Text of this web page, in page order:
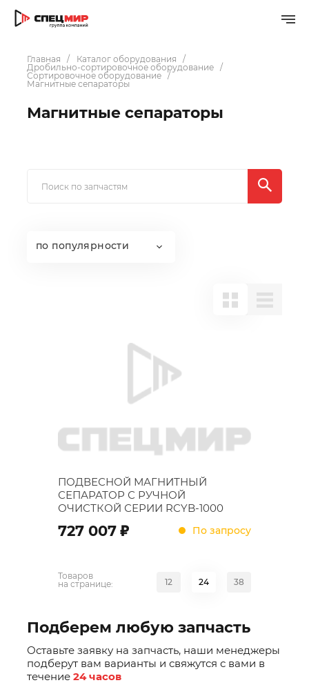
Главная
Каталог оборудования
Дробильно-сортировочное оборудование
Сортировочное оборудование
Магнитные сепараторы
Магнитные сепараторы
по популярности
ПОДВЕСНОЙ МАГНИТНЫЙ
СЕПАРАТОР С РУЧНОЙ
ОЧИСТКОЙ СЕРИИ RCYB-1000
727 007 ; По запросу
Товаров
на странице:
12 24 38
Подберем любую запчасть
Оставьте заявку на запчасть, наши менеджеры
подберут вам варианты и свяжутся с вами в
течение 24 часов